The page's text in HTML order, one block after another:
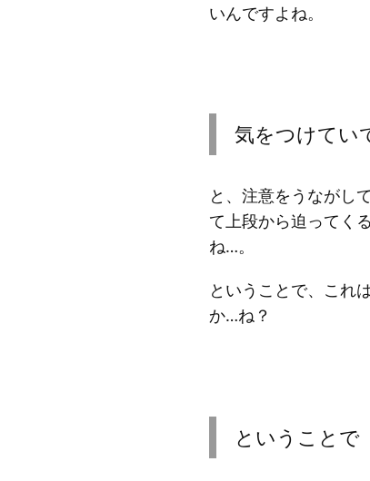
いんですよね。
気をつけてい
と、注意をうながし
て上段から迫ってく
ね…。
ということで、これ
か…ね？
ということで